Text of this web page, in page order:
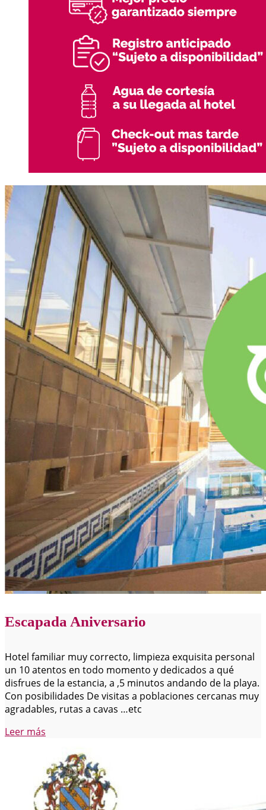
Escapada Aniversario
Hotel familiar muy correcto, limpieza exquisita personal
un 10 atentos en todo momento y dedicados a qué
disfrues de la estancia, a ,5 minutos andando de la playa.
Con posibilidades De visitas a poblaciones cercanas muy
agradables, rutas a cavas …etc
Leer más